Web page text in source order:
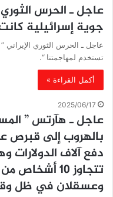
عاجل ـ الحرس
جوية إسرائيلية
عاجل ـ الحرس الثوري الإيراني
تستخدم لمهاجمتنا “.
أكمل القراءة »
2025/06/17
عاجل ـ هآرتس ”
بالهروب إلى قبرص
دفع آلاف
تتجاوز 10
وعسقلان في ظل